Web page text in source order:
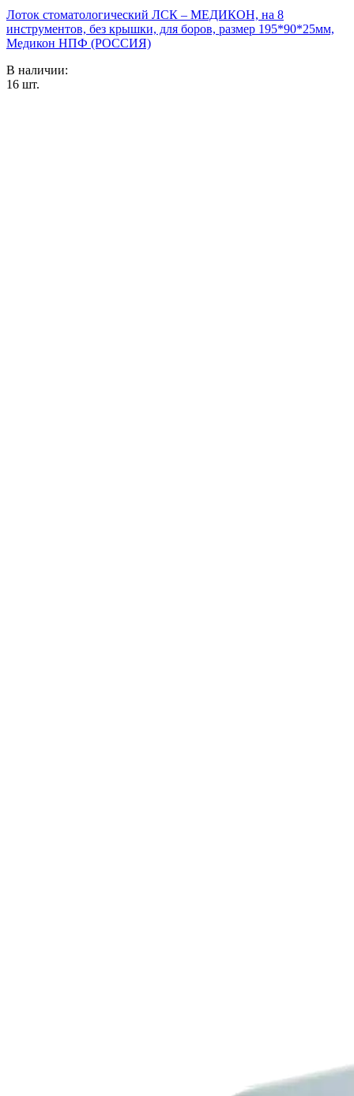
Лоток стоматологический ЛСК – МЕДИКОН, на 8
инструментов, без крышки, для боров, размер 195*90*25мм,
Медикон НПФ (РОССИЯ)
В наличии:
16 шт.